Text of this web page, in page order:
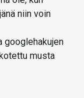
niin voin
googlehakujen
musta